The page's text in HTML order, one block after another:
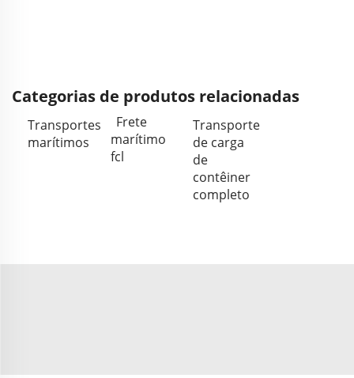
Categorias de produtos relacionadas
Transportes
marítimos
Frete
marítimo
fcl
Transporte
de carga
de
contêiner
completo